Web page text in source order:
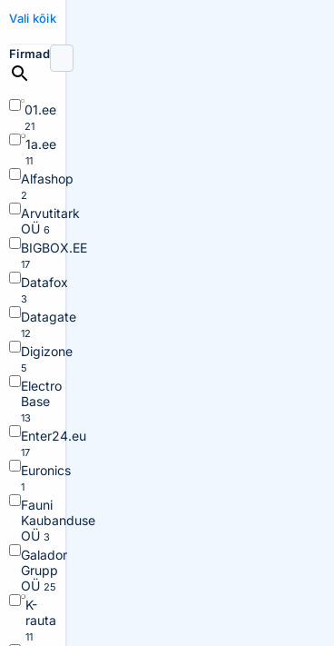
Vali kõik
Firmad
01.ee
21
1a.ee
11
Alfashop
2
Arvutitark
OÜ 6
BIGBOX.EE
17
Datafox
3
Datagate
12
Digizone
5
Electro
Base
13
Enter24.eu
17
Euronics
1
Fauni
Kaubanduse
OÜ 3
Galador
Grupp
OÜ 25
K-
rauta
11